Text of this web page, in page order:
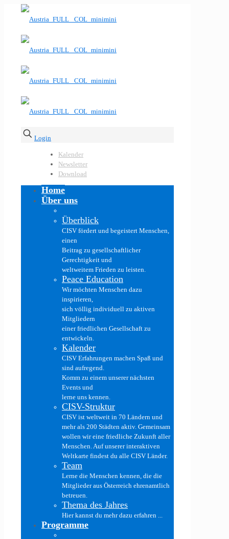
Login
Kalender
Newsletter
Download
Home
Über uns
Überblick
CISV fördert und begeistert Menschen,
einen
Beitrag zu gesellschaftlicher
Gerechtigkeit und
weltweitem Frieden zu leisten.
Peace Education
Wir möchten Menschen dazu
inspirieren,
sich völlig individuell zu aktiven
Mitgliedern
einer friedlichen Gesellschaft zu
entwickeln.
Kalender
CISV Erfahrungen machen Spaß und
sind aufregend.
Komm zu einem unserer nächsten
Events und
lerne uns kennen.
CISV-Struktur
CISV ist weltweit in 70 Ländern und
mehr als 200 Städten aktiv. Gemeinsam
wollen wir eine friedliche Zukunft aller
Menschen. Auf unserer interaktiven
Weltkarte findest du alle CISV Länder.
Team
Lerne die Menschen kennen, die die
Mitglieder aus Österreich ehrenamtlich
betreuen.
Thema des Jahres
Hier kannst du mehr dazu erfahren ...
Programme